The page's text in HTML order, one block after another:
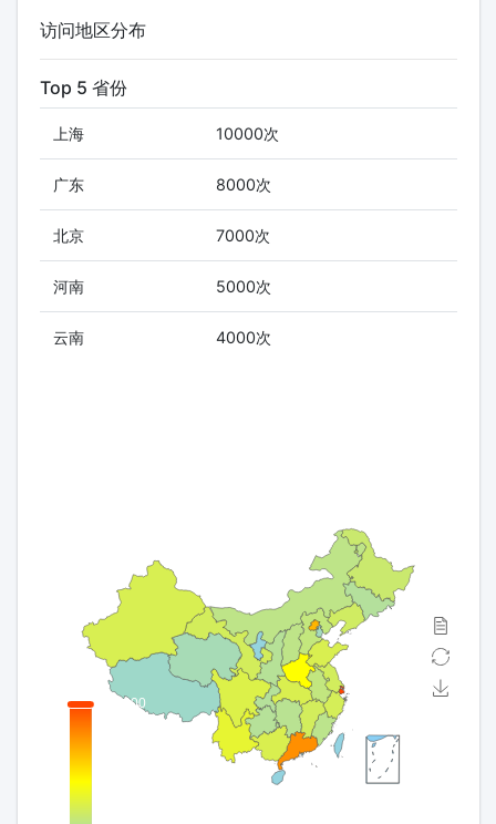
访问地区分布
Top 5 省份
上海 10000次
广东 8000次
北京 7000次
河南 5000次
云南 4000次